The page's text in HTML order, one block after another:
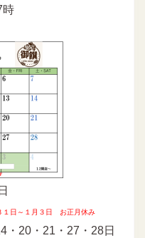
１日～１月３日 お正月休み
・20・21・27・28日